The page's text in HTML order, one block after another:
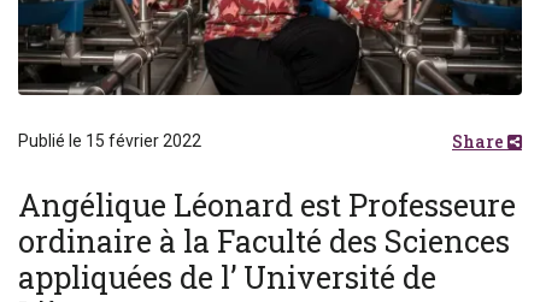
Publié le 15 février 2022 Share
Angélique Léonard est Professeure
ordinaire à la Faculté des Sciences
appliquées de l’ Université de